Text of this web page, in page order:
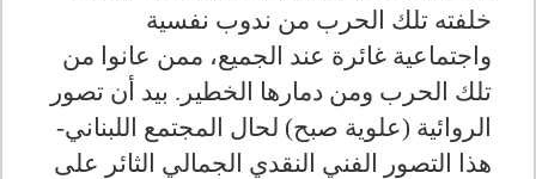
خلفته تلك الحرب من ندوب نفسية
واجتماعية غائرة عند الجميع، ممن عانوا من
تلك الحرب ومن دمارها الخطير. بيد أن تصور
الروائية (علوية صبح) لحال المجتمع اللبناني-
هذا التصور الفني النقدي الجمالي الثائر على